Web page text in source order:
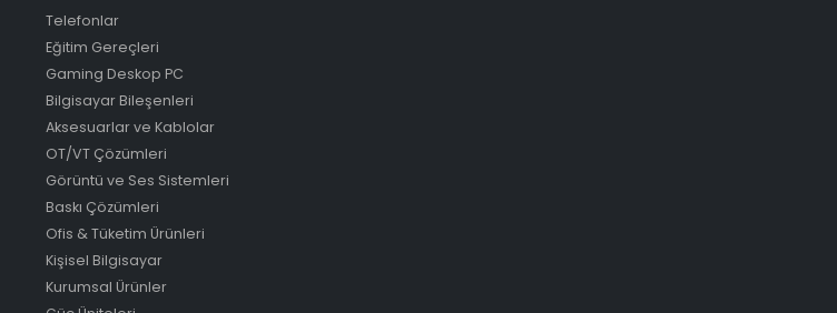
Telefonlar
Eğitim Gereçleri
Gaming Deskop PC
Bilgisayar Bileşenleri
Aksesuarlar ve Kablolar
OT/VT Çözümleri
Görüntü ve Ses Sistemleri
Baskı Çözümleri
Ofis & Tüketim Ürünleri
Kişisel Bilgisayar
Kurumsal Ürünler